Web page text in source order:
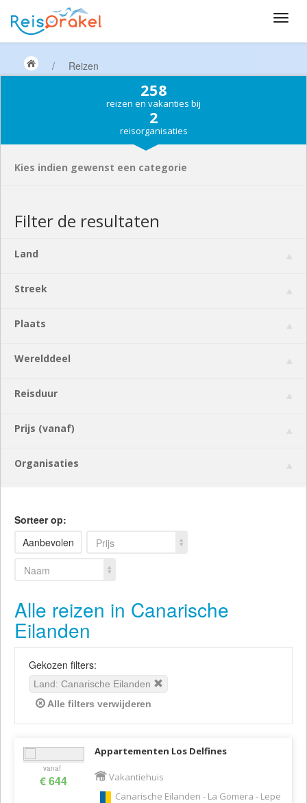
/ Reizen
258
reizen en vakanties bij
2
reisorganisaties
Kies indien gewenst een categorie
Filter de resultaten
Land
Streek
Plaats
Werelddeel
Reisduur
Prijs (vanaf)
Organisaties
Sorteer op:
Aanbevolen
Prijs
Naam
Alle reizen in Canarische
Eilanden
Gekozen filters:
Land: Canarische Eilanden
Alle filters verwijderen
vanaf
€ 644
Appartementen Los Delfines
Vakantiehuis
Canarische Eilanden - La Gomera - Lepe